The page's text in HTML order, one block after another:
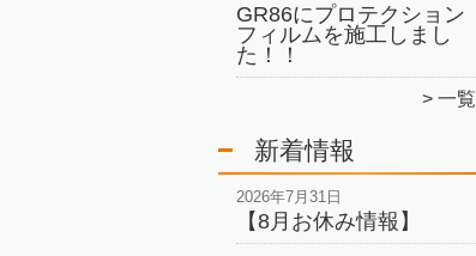
GR86にプロテクション
フィルムを施工しまし
た！！
一覧
新着情報
2026年7月31日
【8月お休み情報】